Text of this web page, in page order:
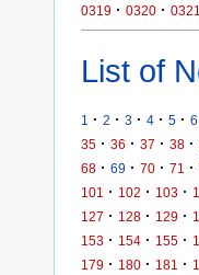
0319 · 0320 · 0321
List of
1 · 2 · 3 · 4 · 5 · 6
35 · 36 · 37 · 38 ·
68 · 69 · 70 · 71 ·
101
· 102 · 103 ·
127 · 128 · 129 ·
153 · 154 · 155 ·
179 · 180 · 181 ·